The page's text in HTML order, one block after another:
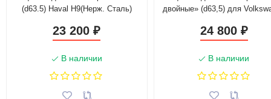
(d63.5) Haval H9(Нерж. Сталь)
23 200₽
В наличии
двойные» (d63,5) для
24 800 ₽
В наличии